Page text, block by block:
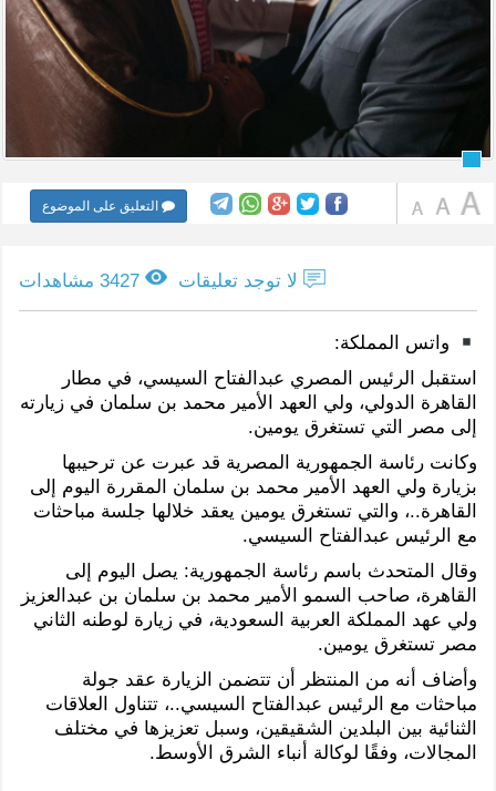
التعليق على الموضوع
لا توجد تعليقات 3427 مشاهدات
واتس المملكة:
استقبل الرئيس المصري عبدالفتاح السيسي، في مطار
القاهرة الدولي، ولي العهد الأمير محمد بن سلمان في زيارته
إلى مصر التي تستغرق يومين.
وكانت رئاسة الجمهورية المصرية قد عبرت عن ترحيبها
بزيارة ولي العهد الأمير محمد بن سلمان المقررة اليوم إلى
القاهرة..، والتي تستغرق يومين يعقد خلالها جلسة مباحثات
مع الرئيس عبدالفتاح السيسي.
وقال المتحدث باسم رئاسة الجمهورية: يصل اليوم إلى
القاهرة، صاحب السمو الأمير محمد بن سلمان بن عبدالعزيز
ولي عهد المملكة العربية السعودية، في زيارة لوطنه الثاني
مصر تستغرق يومين.
وأضاف أنه من المنتظر أن تتضمن الزيارة عقد جولة
مباحثات مع الرئيس عبدالفتاح السيسي..، تتناول العلاقات
الثنائية بين البلدين الشقيقين، وسبل تعزيزها في مختلف
المجالات، وفقًا لوكالة أنباء الشرق الأوسط.